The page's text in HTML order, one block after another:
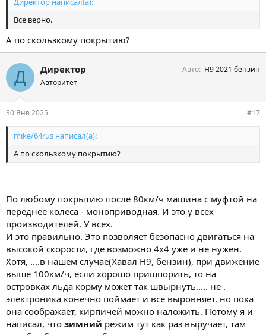
Все верно.
А по скользкому покрытию?
Д Директор
Авторитет
Авто Н9 2021 бензин
30 Янв 2025 #17
mike/64rus написал(а):
А по скользкому покрытию?
По любому покрытию после 80км/ч машина с муфтой на
переднее колеса - моноприводная. И это у всех
производителей. У всех.
И это правильно. Это позволяет безопасно двигаться на
высокой скорости, где возможно 4х4 уже и не нужен.
Хотя, ....в нашем случае(Хавал Н9, бензин), при движение
выше 100км/ч, если хорошо пришпорить, то на
островках льда корму может так швырнуть..... не .
электроника конечно поймает и все выровняет, но пока
она соображает, кирпичей можно наложить. Потому я и
написал, что зимний режим тут как раз выручает, там